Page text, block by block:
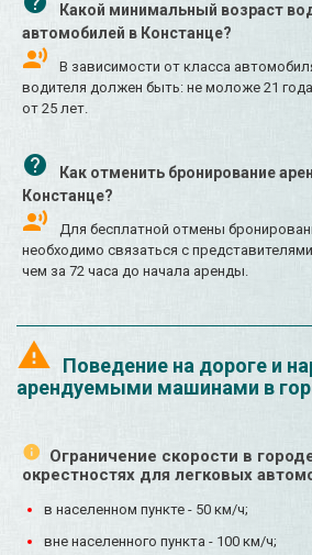
Какой минимальный возраст
автомобилей в Констанце?
В зависимости от класса
водителя должен быть: не моложе 21
от 25 лет.
Как отменить бронирование
Констанце?
Для бесплатной отмены
необходимо связаться с
чем за 72 часа до начала аренды.
Поведение на дороге и
арендуемыми машинами в
Ограничение скорости в
окрестностях для легковых
в населенном пункте - 50 км/ч;
вне населенного пункта - 100 км/ч;